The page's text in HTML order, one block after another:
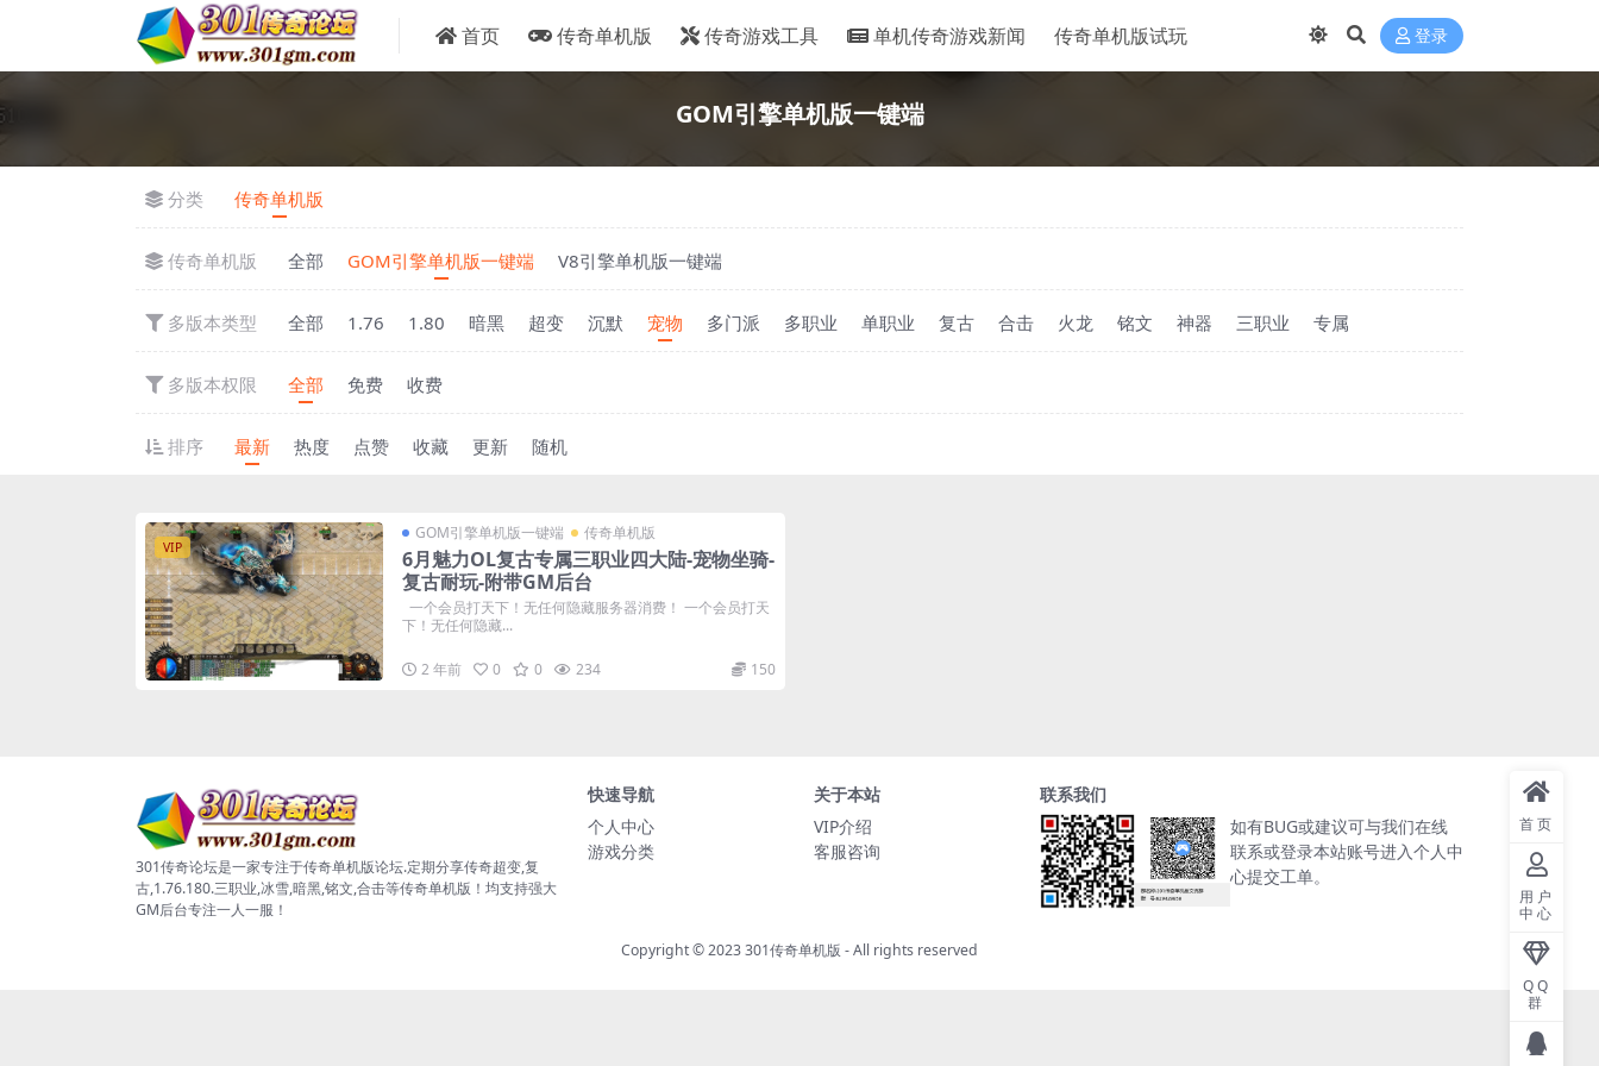
首页 传奇单机版 传奇游戏工具 单机传奇游戏新闻 传奇单机版试玩 登录
GOM引擎单机版一键端
分类 传奇单机版
传奇单机版 全部 GOM引擎单机版一键端 V8引擎单机版一键端
多版本类型 全部 1.76 1.80 暗黑 超变 沉默 宠物 多门派 多职业 单职业 复古 合击 火龙 铭文 神器 三职业 专属
多版本权限 全部 免费 收费
排序 最新 热度 点赞 收藏 更新 随机
VIP
GOM引擎单机版一键端 传奇单机版
6月魅力OL复古专属三职业四大陆-宠物坐骑-
复古耐玩-附带GM后台
一个会员打天下！无任何隐藏服务器消费！ 一个会员打天
下！无任何隐藏...
2 年前 0 0 234 150
301传奇论坛是一家专注于传奇单机版论坛.定期分享传奇超变,复
古,1.76.180.三职业,冰雪,暗黑,铭文,合击等传奇单机版！均支持强大
GM后台专注一人一服！
快速导航
个人中心
游戏分类
关于本站
VIP介绍
客服咨询
联系我们
如有BUG或建议可与我们在线
联系或登录本站账号进入个人中
心提交工单。
Copyright © 2023301传奇单机版 - All rights reserved
首页
用户
中心
QQ
群